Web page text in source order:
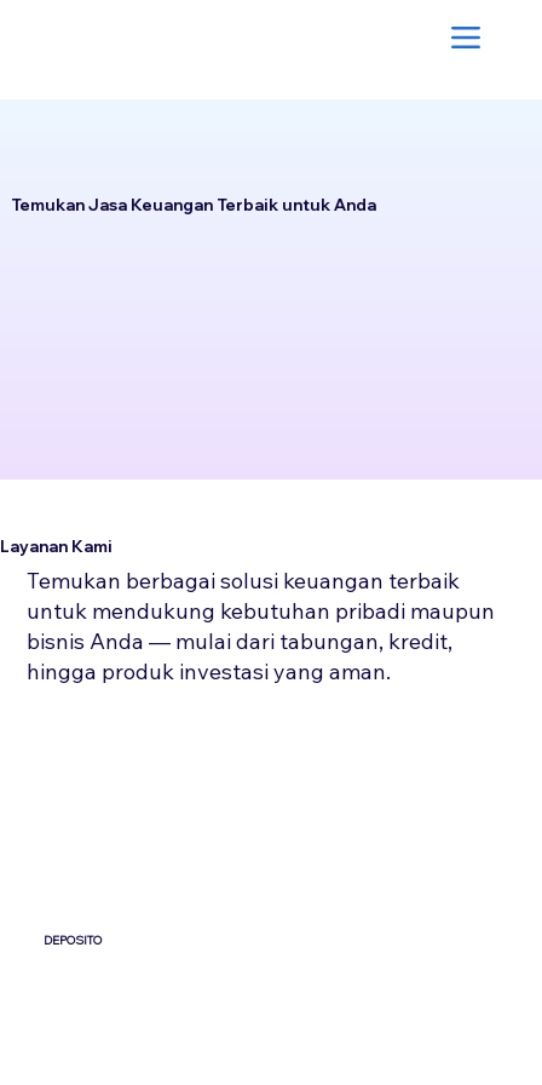
Temukan Jasa Keuangan Terbaik untuk Anda
DEPOSITO
Layanan Kami
Temukan berbagai solusi keuangan terbaik
untuk mendukung kebutuhan pribadi maupun
bisnis Anda — mulai dari tabungan, kredit,
hingga produk investasi yang aman.